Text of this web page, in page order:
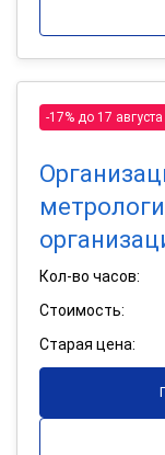
-17% до 17 августа
Кол-во часов:
Стоимость:
Старая цена: